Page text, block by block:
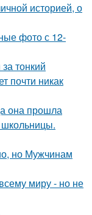
историей, о
фото с 12-
тонкий
почти никак
она прошла
школьницы.
но Мужчинам
миру - но не